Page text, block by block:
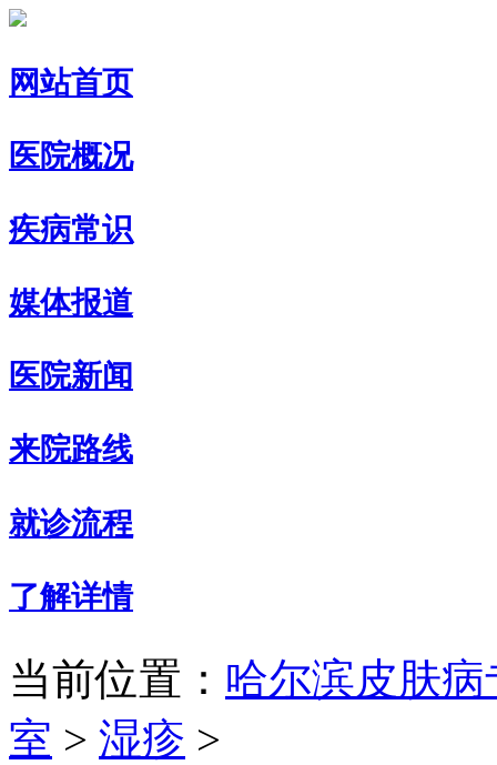
网站首页
医院概况
疾病常识
媒体报道
医院新闻
来院路线
就诊流程
了解详情
当前位置： 哈尔滨皮肤
室 > 湿疹 >